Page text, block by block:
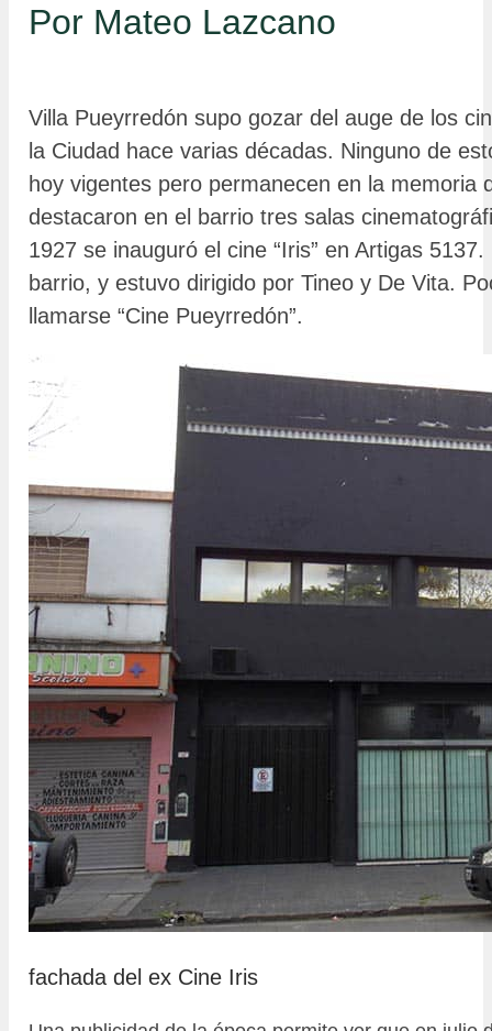
Por Mateo Lazcano
Villa Pueyrredón supo gozar del auge de los
la Ciudad hace varias décadas. Ninguno de
hoy vigentes pero permanecen en la memoria
destacaron en el barrio tres salas
1927 se inauguró el cine “Iris” en Artigas
barrio, y estuvo dirigido por Tineo y De Vita.
llamarse “Cine Pueyrredón”.
fachada del ex Cine Iris